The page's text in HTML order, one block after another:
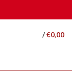
/€0,00